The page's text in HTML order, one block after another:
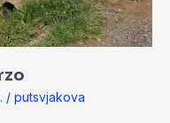
/ putsvjakova